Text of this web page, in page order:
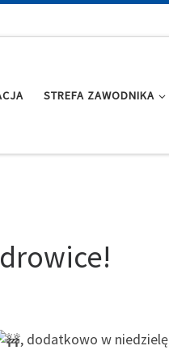
STREFA ZAWODNIKA
, dodatkowo w niedzielę